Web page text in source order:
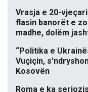
Vrasja e 20-
flasin banorët e
madhe, dolëm
“Politika e
Vuçiçin,
Kosovën
Roma e ka